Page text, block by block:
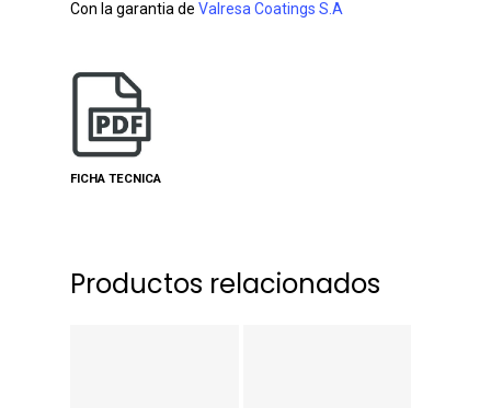
Con la garantia de Valresa Coatings S.A
FICHA TECNICA
Productos relacionados